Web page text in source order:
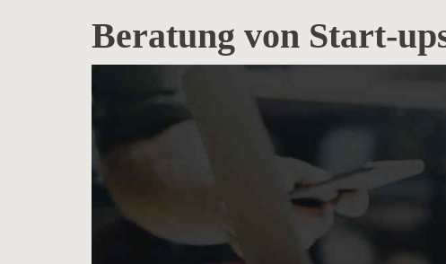
Beratung von Start-